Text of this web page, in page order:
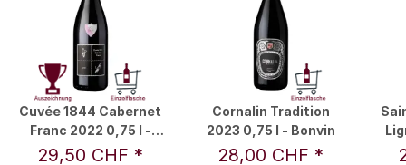
Cuvée 1844 Cabernet
Franc 2022 0,75 l -
Roland und Karin Lenz
29,50 CHF *
Cornalin Tradition
2023 0,75 l - Bonvin
28,00 CHF *